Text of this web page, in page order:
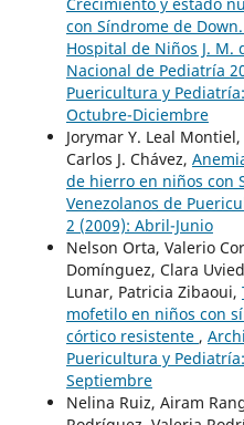
con Síndrome de
Hospital de Niños J. M.
Nacional de Pediatría
Puericultura y
Octubre-Diciembre
Jorymar Y. Leal
Carlos J. Chávez,
de hierro en niños con
Venezolanos de
2 (2009): Abril-Junio
Nelson Orta, Valerio
Domínguez, Clara
Lunar, Patricia Zibaoui,
mofetilo en niños con
córtico resistente ,
Puericultura y
Septiembre
Nelina Ruiz, Airam